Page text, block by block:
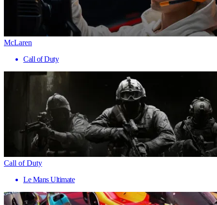
McLaren
Call of Duty
Call of Duty
Le Mans Ultimate